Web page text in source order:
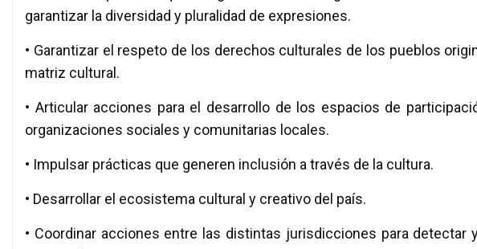
garantizar la diversidad y pluralidad de expresiones.
• Garantizar el respeto de los derechos culturales de los pueblos
matriz cultural.
• Articular acciones para el desarrollo de los espacios de
organizaciones sociales y comunitarias locales.
• Impulsar prácticas que generen inclusión a través de la cultura.
• Desarrollar el ecosistema cultural y creativo del país.
• Coordinar acciones entre las distintas jurisdicciones para